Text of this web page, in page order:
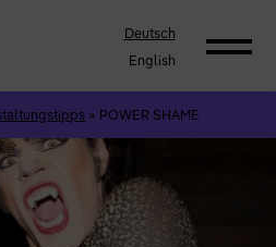
Deutsch
English
» POWER SHAME